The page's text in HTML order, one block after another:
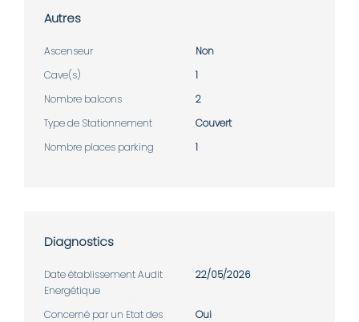
Autres
Ascenseur
Non
Cave(s)
1
Nombre balcons
2
Type de Stationnement
Couvert
Nombre places parking
1
Diagnostics
Date établissement Audit
Energétique
22/05/2026
Concerné par un Etat des
Oui